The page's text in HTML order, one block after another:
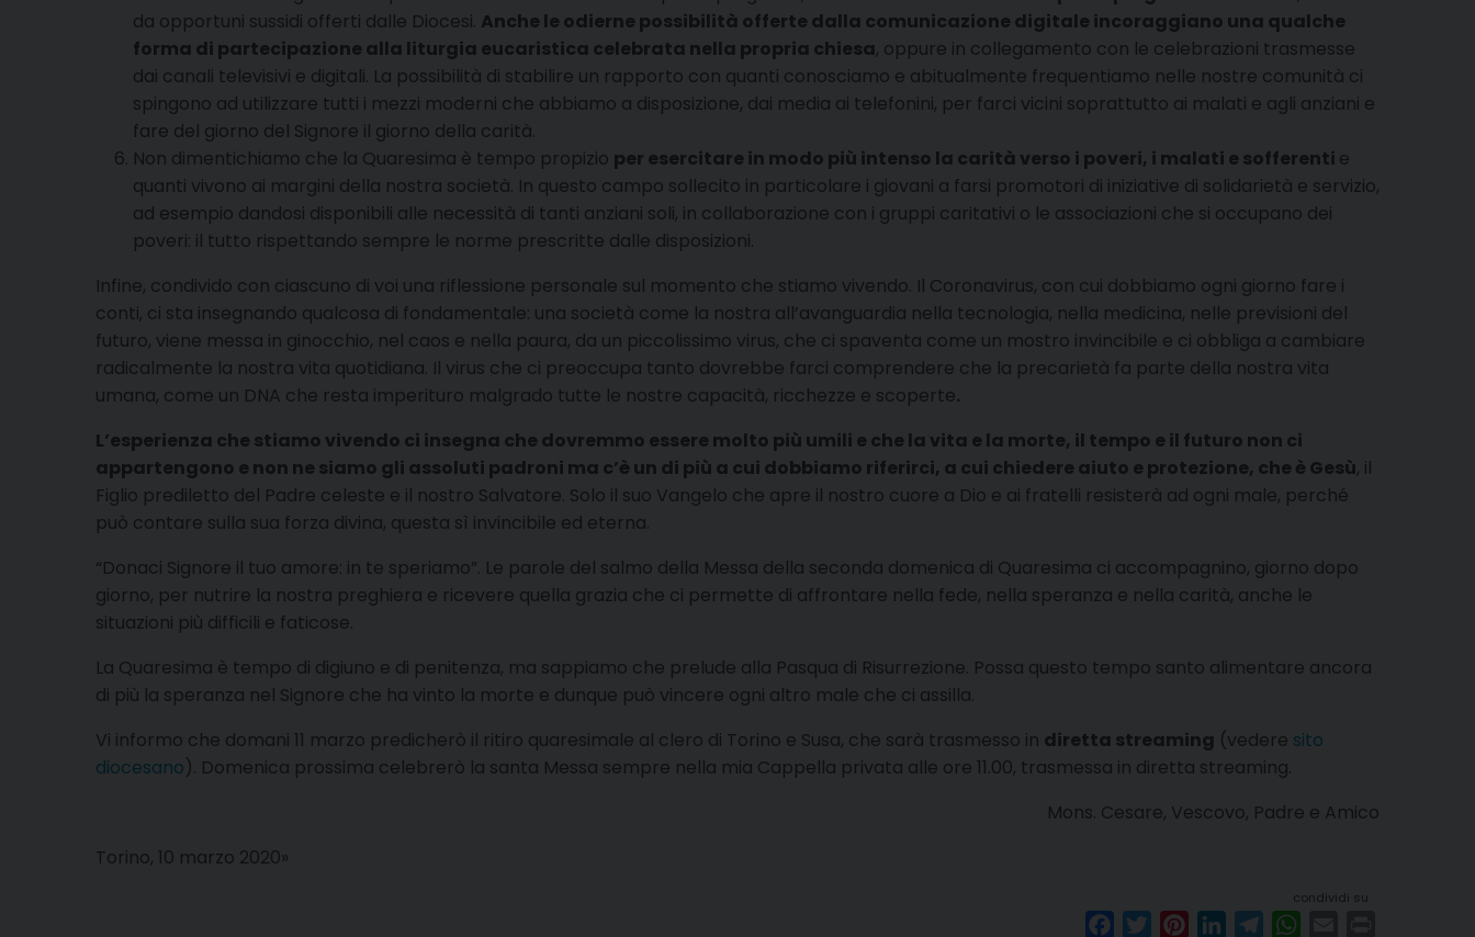
da opportuni sussidi offerti dalle Diocesi. Anche le odierne possibilità offerte dalla comunicazione digitale incoraggiano una qualche
forma di partecipazione alla liturgia eucaristica celebrata nella propria chiesa, oppure in collegamento con le celebrazioni trasmesse
dai canali televisivi e digitali. La possibilità di stabilire un rapporto con quanti conosciamo e abitualmente frequentiamo nelle nostre comunità ci
spingono ad utilizzare tutti i mezzi moderni che abbiamo a disposizione, dai media ai telefonini, per farci vicini soprattutto ai malati e agli anziani e
fare del giorno del Signore il giorno della carità.
Non dimentichiamo che la Quaresima è tempo propizio per esercitare in modo più intenso la carità verso i poveri, i malati e sofferenti e
quanti vivono ai margini della nostra società. In questo campo sollecito in particolare i giovani a farsi promotori di iniziative di solidarietà e servizio,
ad esempio dandosi disponibili alle necessità di tanti anziani soli, in collaborazione con i gruppi caritativi o le associazioni che si occupano dei
poveri: il tutto rispettando sempre le norme prescritte dalle disposizioni.
Infine, condivido con ciascuno di voi una riflessione personale sul momento che stiamo vivendo. Il Coronavirus, con cui dobbiamo ogni giorno fare i
conti, ci sta insegnando qualcosa di fondamentale: una società come la nostra all’avanguardia nella tecnologia, nella medicina, nelle previsioni del
futuro, viene messa in ginocchio, nel caos e nella paura, da un piccolissimo virus, che ci spaventa come un mostro invincibile e ci obbliga a cambiare
radicalmente la nostra vita quotidiana. Il virus che ci preoccupa tanto dovrebbe farci comprendere che la precarietà fa parte della nostra vita
umana, come un DNA che resta imperituro malgrado tutte le nostre capacità, ricchezze e scoperte.
L’esperienza che stiamo vivendo ci insegna che dovremmo essere molto più umili e che la vita e la morte, il tempo e il futuro non ci
appartengono e non ne siamo gli assoluti padroni ma c’è un di più a cui dobbiamo riferirci, a cui chiedere aiuto e protezione, che è Gesù, il
Figlio prediletto del Padre celeste e il nostro Salvatore. Solo il suo Vangelo che apre il nostro cuore a Dio e ai fratelli resisterà ad ogni male, perché
può contare sulla sua forza divina, questa sì invincibile ed eterna.
“Donaci Signore il tuo amore: in te speriamo”. Le parole del salmo della Messa della seconda domenica di Quaresima ci accompagnino, giorno dopo
giorno, per nutrire la nostra preghiera e ricevere quella grazia che ci permette di affrontare nella fede, nella speranza e nella carità, anche le
situazioni più difficili e faticose.
La Quaresima è tempo di digiuno e di penitenza, ma sappiamo che prelude alla Pasqua di Risurrezione. Possa questo tempo santo alimentare ancora
di più la speranza nel Signore che ha vinto la morte e dunque può vincere ogni altro male che ci assilla.
Vi informo che domani 11 marzo predicherò il ritiro quaresimale al clero di Torino e Susa, che sarà trasmesso in diretta streaming (vedere sito
diocesano). Domenica prossima celebrerò la santa Messa sempre nella mia Cappella privata alle ore 11.00, trasmessa in diretta streaming.
Mons. Cesare, Vescovo, Padre e Amico
Torino, 10 marzo 2020»
condividi su